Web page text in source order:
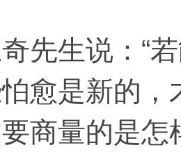
生说：“若
愈是新的，
商量的是